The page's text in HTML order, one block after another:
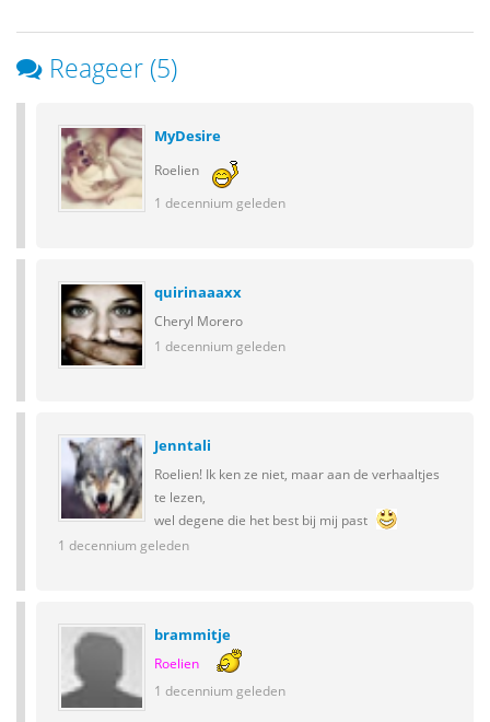
Reageer (5)
MyDesire
Roelien
1 decennium geleden
quirinaaaxx
Cheryl Morero
1 decennium geleden
Jenntali
Roelien! Ik ken ze niet, maar aan de verhaaltjes
te lezen,
wel degene die het best bij mij past
1 decennium geleden
brammitje
Roelien
1 decennium geleden